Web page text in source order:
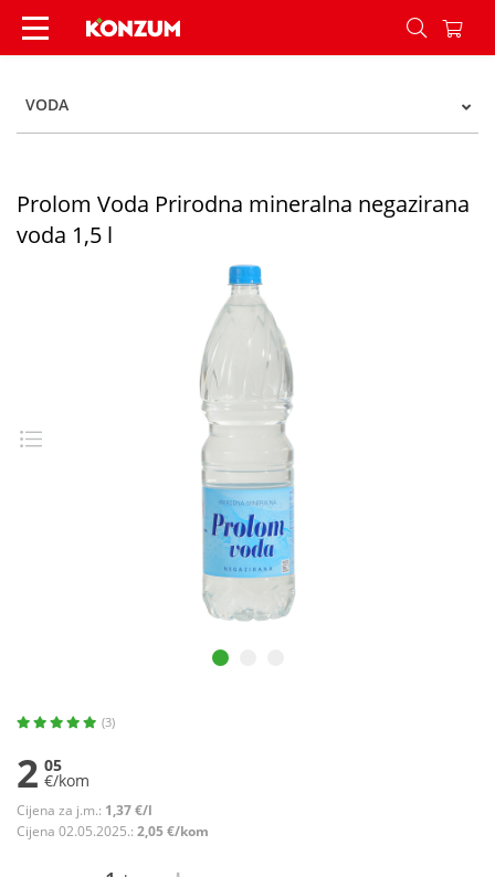
Prolom Voda Prirodna mineralna negazirana
VODA
Prolom Voda Prirodna mineralna negazirana
voda 1,5 l
(3)
2 05
€/kom
Cijena za j.m.: 1,37 €/l
Cijena 02.05.2025.: 2,05 €/kom